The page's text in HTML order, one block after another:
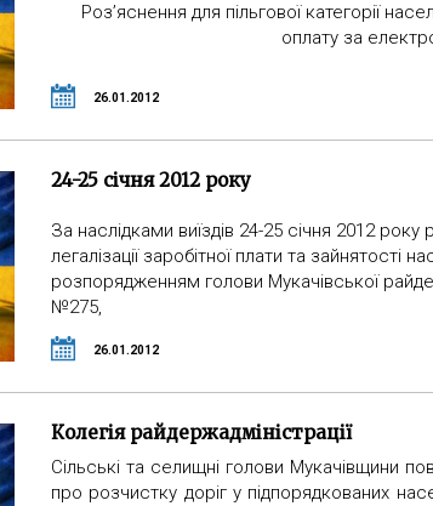
Роз’яснення для пільгової категорії
оплату за
26.01.2012
24-25 січня 2012 року
За наслідками виїздів 24-25 січня 2012
легалізації заробітної плати та зайнятості
розпорядженням голови Мукачівської
№275,
26.01.2012
Колегія райдержадміністрації
Сільські та селищні голови Мукачівщини
про розчистку доріг у підпорядкованих